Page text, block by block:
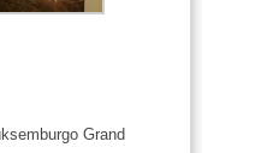
Grand